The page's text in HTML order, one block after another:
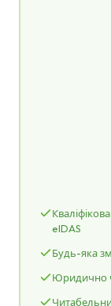
eIDAS
Будь-яка
Юридично